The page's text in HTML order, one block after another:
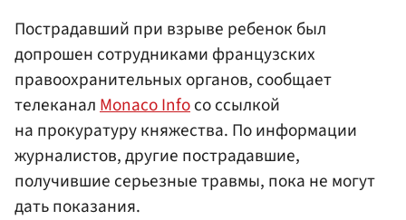
Пострадавший при взрыве ребенок был
допрошен сотрудниками французских
правоохранительных органов, сообщает
телеканалMonaco Infoсо ссылкой
на прокуратуру княжества. По информации
журналистов, другие пострадавшие,
получившие серьезные травмы, пока не могут
дать показания.